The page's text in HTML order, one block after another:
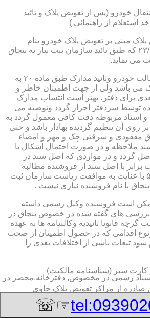
خودرو (پس از تعویض پلاک و تائید
استعلام از راهنمائی )
مبنی بر تعویض پلاک خودرو بنام
فروشنده قبل از ۲۳/۰۷/۸۴ که طبق تائید سازمان ثبت نیاز به بنچاق
می نماید.
گرچه وظیفه کنترل اصالت خودرو وتائید مدارک طبق ماده ۲۰ به
می باشد ولی از جهت اطمینان خاطر و
برای دفتر، بهتر است انتساب مدارک
توسط سردفتر احراز گردد وتوصیه می
اسناد مربوطه دقت کافی معمول گردد به
روی آن تنظیم گردیده بهادار باشد و حتی
مفقودی و سرقتی چک و مهر و امضاء
سند ملاحظه و در صورت احتمال اشکال با
گردد و در مواردی که اصل سند در
با اصل سند از فروشنده مطالبه
گردد ، تنها در مورد بند ۵ با عنایت به موافقت ریاست سازمان ثبت
بنچاق با نام فروشنده نیازی نیست .
است فروشنده وکیل رسمی داشته
های گفته شده در خصوص بنچاق در
قانونا تائیدیه وکالتنامه ها به عهده
اقدامی که در حصول اطمینان از صحت
شود تبعات ناشی از اختلافات بعدی را
صادره از مراکز تعویض پلاک حاوی
از نوع ، سیستم ، مدل ، رنگ ، شماره
رسمی در مخصوص, دفترخانه,محضر در
☞☏